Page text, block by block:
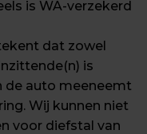
is WA-verzekerd
dat zowel
is
de auto meeneemt
Wij kunnen niet
voor diefstal van